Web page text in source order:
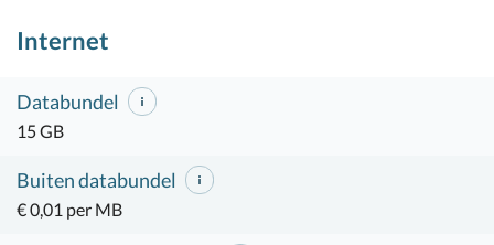
Internet
Databundel
15 GB
Buiten databundel
€ 0,01 per MB